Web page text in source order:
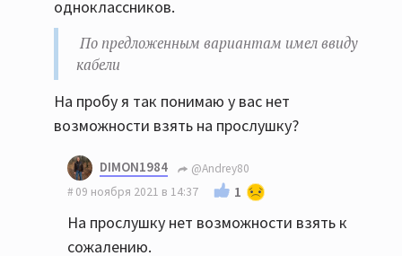
одноклассников.
По предложенным вариантам имел ввиду
кабели
На пробу я так понимаю у вас нет
возможности взять на прослушку?
DIMON1984
@Andrey80
09 ноября 2021 в 14:37
1
На прослушку нет возможности взять к
сожалению.